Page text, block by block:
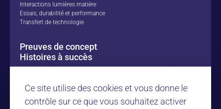
Interactions lumières matière
Essais, durabilité et performance
Transfert de technologie
Preuves de concept
Histoires à succès
Le Carnot MICA
Ce site utilise des cookies et vous donne le
contrôle sur ce que vous souhaitez activer